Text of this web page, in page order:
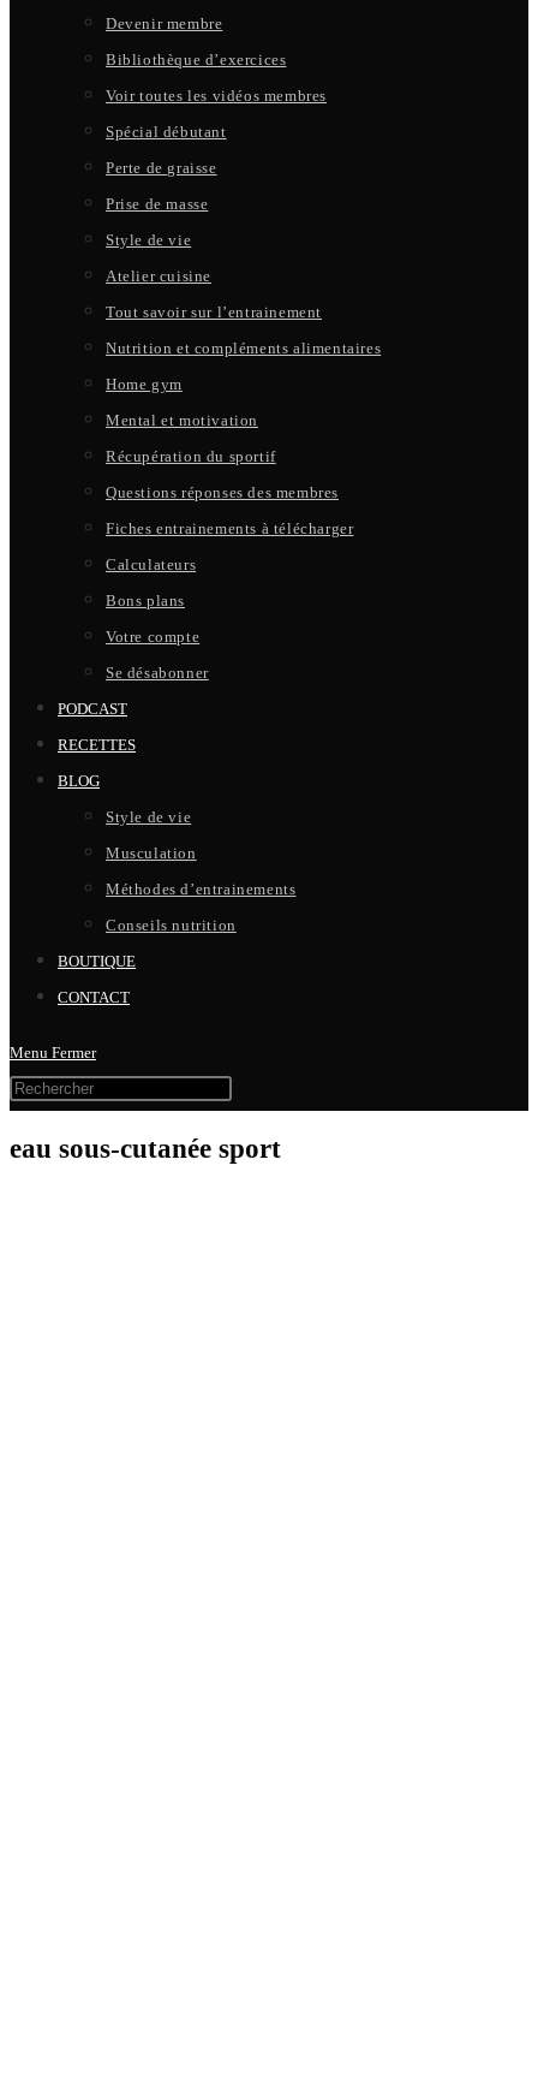
Devenir membre
Bibliothèque d’exercices
Voir toutes les vidéos membres
Spécial débutant
Perte de graisse
Prise de masse
Style de vie
Atelier cuisine
Tout savoir sur l’entrainement
Nutrition et compléments alimentaires
Home gym
Mental et motivation
Récupération du sportif
Questions réponses des membres
Fiches entrainements à télécharger
Calculateurs
Bons plans
Votre compte
Se désabonner
PODCAST
RECETTES
BLOG
Style de vie
Musculation
Méthodes d’entrainements
Conseils nutrition
BOUTIQUE
CONTACT
Menu Fermer
eau sous-cutanée sport